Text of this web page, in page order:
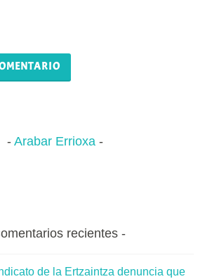
Arabar Errioxa
recientes
de la Ertzaintza denuncia que